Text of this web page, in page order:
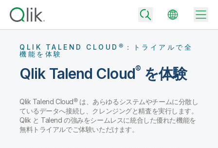
Back
Qlik が選ばれる理由
データをビジネス成果へ
データ統合
Back
Back
QLIK TALEND CLOUD®：トライアルで全
機能を体験
Qlik Talend Cloud®を体験
Qlik Talend Cloud® は、あらゆるシステムやチームに分散し
ているデータへ接続し、クレンジングと精査を実行します。
Qlik と Talend の強みをシームレスに統合した優れた機能を
無料トライアルでご体験いただけます。